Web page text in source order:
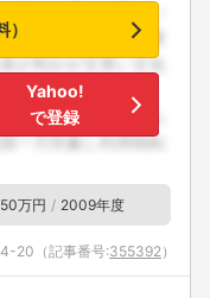
Yahoo!
で登録
万円 2009年度
20 （記事番号:355392）